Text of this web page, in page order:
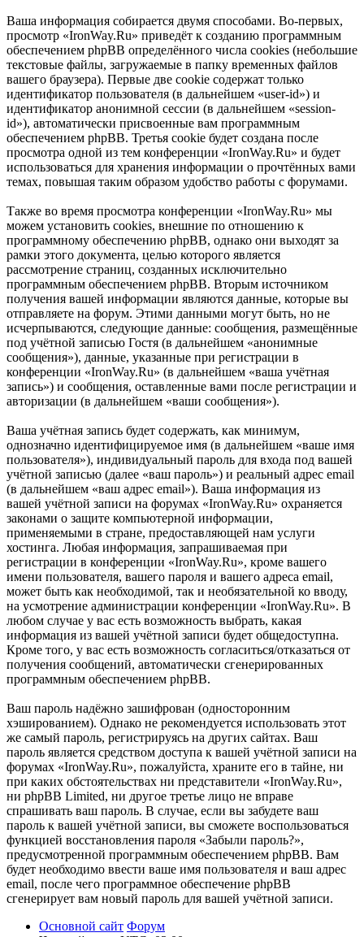
Ваша информация собирается двумя способами. Во-первых,
просмотр «IronWay.Ru» приведёт к созданию программным
обеспечением phpBB определённого числа cookies (небольшие
текстовые файлы, загружаемые в папку временных файлов
вашего браузера). Первые две cookie содержат только
идентификатор пользователя (в дальнейшем «user-id») и
идентификатор анонимной сессии (в дальнейшем «session-
id»), автоматически присвоенные вам программным
обеспечением phpBB. Третья cookie будет создана после
просмотра одной из тем конференции «IronWay.Ru» и будет
использоваться для хранения информации о прочтённых вами
темах, повышая таким образом удобство работы с форумами.
Также во время просмотра конференции «IronWay.Ru» мы
можем установить cookies, внешние по отношению к
программному обеспечению phpBB, однако они выходят за
рамки этого документа, целью которого является
рассмотрение страниц, созданных исключительно
программным обеспечением phpBB. Вторым источником
получения вашей информации являются данные, которые вы
отправляете на форум. Этими данными могут быть, но не
исчерпываются, следующие данные: сообщения, размещённые
под учётной записью Гостя (в дальнейшем «анонимные
сообщения»), данные, указанные при регистрации в
конференции «IronWay.Ru» (в дальнейшем «ваша учётная
запись») и сообщения, оставленные вами после регистрации и
авторизации (в дальнейшем «ваши сообщения»).
Ваша учётная запись будет содержать, как минимум,
однозначно идентифицируемое имя (в дальнейшем «ваше имя
пользователя»), индивидуальный пароль для входа под вашей
учётной записью (далее «ваш пароль») и реальный адрес email
(в дальнейшем «ваш адрес email»). Ваша информация из
вашей учётной записи на форумах «IronWay.Ru» охраняется
законами о защите компьютерной информации,
применяемыми в стране, предоставляющей нам услуги
хостинга. Любая информация, запрашиваемая при
регистрации в конференции «IronWay.Ru», кроме вашего
имени пользователя, вашего пароля и вашего адреса email,
может быть как необходимой, так и необязательной ко вводу,
на усмотрение администрации конференции «IronWay.Ru». В
любом случае у вас есть возможность выбрать, какая
информация из вашей учётной записи будет общедоступна.
Кроме того, у вас есть возможность согласиться/отказаться от
получения сообщений, автоматически сгенерированных
программным обеспечением phpBB.
Ваш пароль надёжно зашифрован (односторонним
хэшированием). Однако не рекомендуется использовать этот
же самый пароль, регистрируясь на других сайтах. Ваш
пароль является средством доступа к вашей учётной записи на
форумах «IronWay.Ru», пожалуйста, храните его в тайне, ни
при каких обстоятельствах ни представители «IronWay.Ru»,
ни phpBB Limited, ни другое третье лицо не вправе
спрашивать ваш пароль. В случае, если вы забудете ваш
пароль к вашей учётной записи, вы сможете воспользоваться
функцией восстановления пароля «Забыли пароль?»,
предусмотренной программным обеспечением phpBB. Вам
будет необходимо ввести ваше имя пользователя и ваш адрес
email, после чего программное обеспечение phpBB
сгенерирует вам новый пароль для вашей учётной записи.
Основной сайт Форум